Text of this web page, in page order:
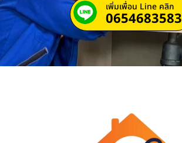
เพิ่มเพื่อน Line คลิก
0654683583